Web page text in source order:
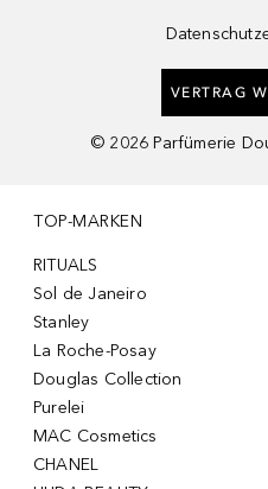
VERTRAG
© 2026 Parfümerie
TOP-MARKEN
RITUALS
Sol de Janeiro
Stanley
La Roche-Posay
Douglas Collection
Purelei
MAC Cosmetics
CHANEL